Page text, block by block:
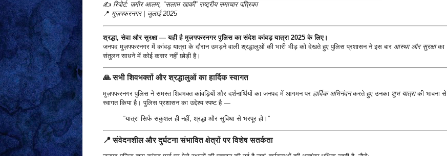
✍️ रिपोर्ट: ज़मीर आलम, “सलाम खाकी” राष्ट्रीय समाचार पत्रिका
📍 मुज़फ्फरनगर | जुलाई 2025
श्रद्धा, सेवा और सुरक्षा — यही है मुज़फ्फरनगर पुलिस का संदेश कांवड़ यात्रा 2025 के लिए।
जनपद मुज़फ्फरनगर में कांवड़ यात्रा के दौरान उमड़ने वाली श्रद्धालुओं की भारी भीड़ को देखते हुए पुलिस प्रशासन ने इस बार आस्था और सुरक्षाका
संतुलन साधने में कोई कसर नहीं छोड़ी है।
🙏सभी शिवभक्तों और श्रद्धालुओं का हार्दिक स्वागत
मुज़फ्फरनगर पुलिस ने समस्त शिवभक्त कांवड़ियों और दर्शनार्थियों का जनपद में आगमन पर हार्दिक अभिनंदनकरते हुए उनका शुभ यात्राकी भावना से
स्वागत किया है। पुलिस प्रशासन का उद्देश्य स्पष्ट है —
“यात्रा सिर्फ सकुशल ही नहीं, श्रद्धा और सुविधा से भरपूर हो।”
📍संवेदनशील और दुर्घटना संभावित क्षेत्रों पर विशेष सतर्कता